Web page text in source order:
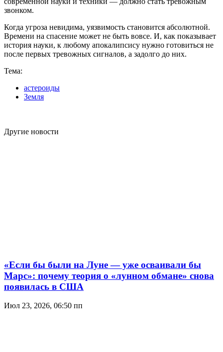
звонком.
Когда угроза невидима, уязвимость становится абсолютной.
Времени на спасение может не быть вовсе. И, как показывает
история науки, к любому апокалипсису нужно готовиться не
после первых тревожных сигналов, а задолго до них.
Тема:
астероиды
Земля
Другие новости
«Если бы были на Луне — уже осваивали бы
Марс»: почему теория о «лунном обмане» снова
появилась в США
Июл 23, 2026, 06:50 пп